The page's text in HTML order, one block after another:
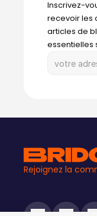
Inscrivez-
recevoir les
articles de
essentielles
Rejoignez la